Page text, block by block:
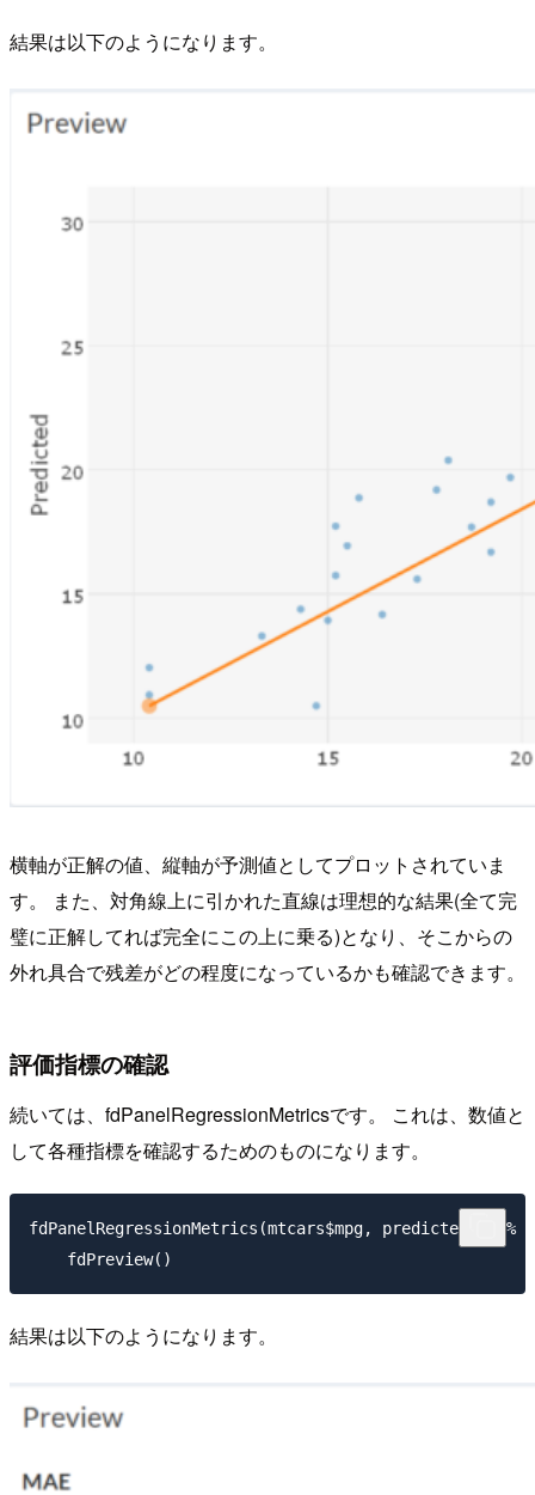
結果は以下のようになります。
横軸が正解の値、縦軸が予測値としてプロットされていま
す。 また、対角線上に引かれた直線は理想的な結果(全て完
璧に正解してれば完全にこの上に乗る)となり、そこからの
外れ具合で残差がどの程度になっているかも確認できます。
評価指標の確認
続いては、fdPanelRegressionMetricsです。 これは、数値と
して各種指標を確認するためのものになります。
fdPanelRegressionMetrics(mtcars$mpg, predicted) %>%
結果は以下のようになります。